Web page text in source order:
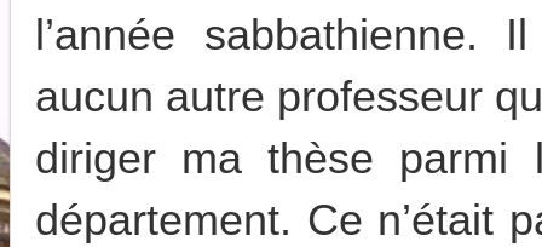
l’année sabbathienne.
aucun autre professeur
diriger ma thèse parmi
département. Ce n’était